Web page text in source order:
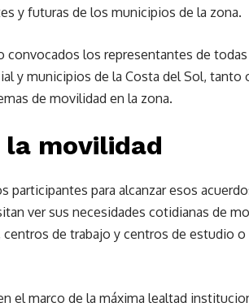
y futuras de los municipios de la zona.
los representantes de
y municipios de la Costa del Sol,
de movilidad en la zona.
movilidad
participantes para alcanzar esos
ver sus necesidades cotidianas de
de trabajo y centros de estudio
el marco de la máxima lealtad